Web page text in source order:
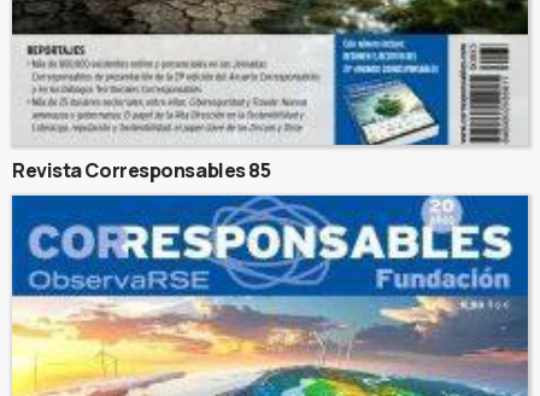
Revista Corresponsables 85